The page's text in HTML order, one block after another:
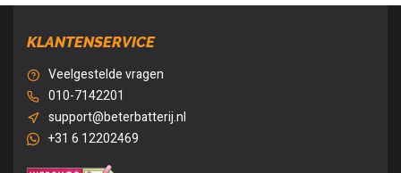
KLANTENSERVICE
Veelgestelde vragen
010-7142201
support@beterbatterij.nl
+31 6 12202469